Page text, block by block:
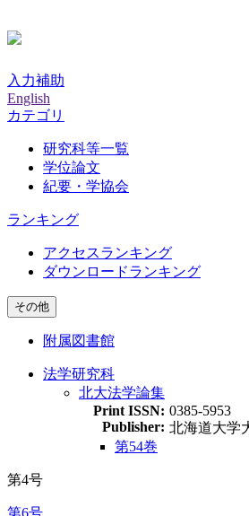
入力補助
English
カテゴリ
研究科等一覧
学位論文
紀要・学協会
ランキング
アクセスランキング
ダウンロードランキング
その他
附属図書館
法学研究科
北大法学論集
Print ISSN: 0385-5953
Publisher: 北海道大学
第54巻
第4号
第6号